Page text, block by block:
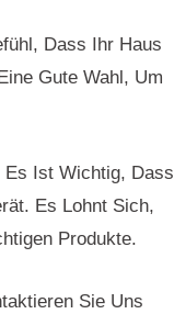
Dass Ihr Haus
Gute Wahl, Um
Es Ist Wichtig, Dass
Es Lohnt Sich,
Produkte.
Sie Uns